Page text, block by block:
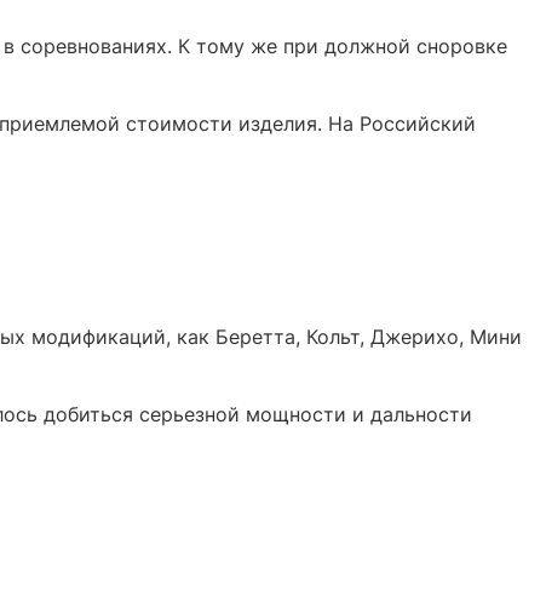
соревнованиях. К тому же при должной сноровке
стоимости изделия. На Российский
модификаций, как Беретта, Кольт, Джерихо, Мини
добиться серьезной мощности и дальности